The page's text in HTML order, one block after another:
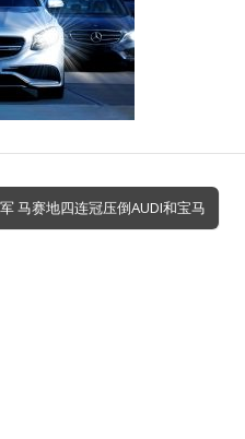
马赛地四连冠压倒AUDI和宝马